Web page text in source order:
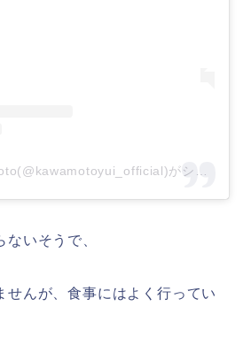
いそうで、
せんが、食事にはよく行ってい